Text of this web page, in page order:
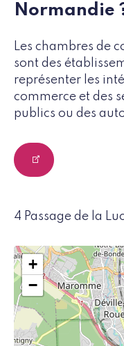
Normandie
Les chambres de
sont des
représenter les
commerce et des
publics ou des
4 Passage de la
+
−